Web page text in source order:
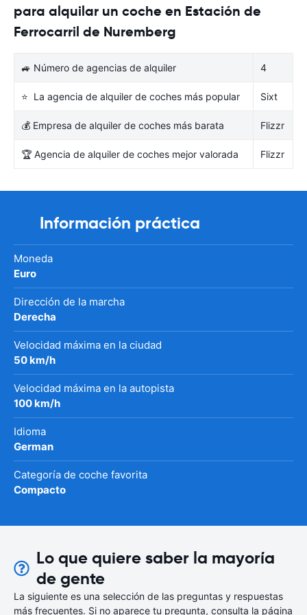
para alquilar un coche en Estación de
Ferrocarril de Nuremberg
🚙 Número de agencias de alquiler 4
⭐ La agencia de alquiler de coches más popular Sixt
💰 Empresa de alquiler de coches más barata Flizzr
🏆 Agencia de alquiler de coches mejor valorada Flizzr
Información práctica
Moneda
Euro
Dirección de la marcha
Derecha
Velocidad máxima en la ciudad
50 km/h
Velocidad máxima en la autopista
100 km/h
Idioma
German
Categoría de coche favorita
Compacto
Lo que quiere saber la mayoría
de gente
La siguiente es una selección de las preguntas y respuestas
más frecuentes. Si no aparece tu pregunta, consulta la página